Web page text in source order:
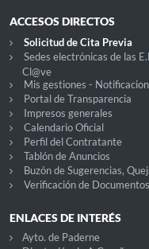
ACCESOS DIRECTOS
Solicitud de Cita Previa
Sedes electrónicas de las
Cl@ve
Mis gestiones -
Portal de Transparencia
Impresos generales
Calendario Oficial
Perfil del Contratante
Tablón de Anuncios
Buzón de Sugerencias,
Verificación de Documentos
ENLACES DE INTERÉS
Ayto. de Paderne